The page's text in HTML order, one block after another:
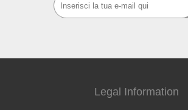
Legal Information